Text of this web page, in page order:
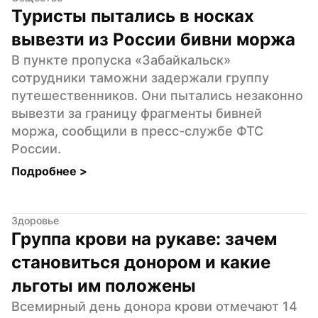
Туристы пытались в носках
вывезти из России бивни моржа
В пункте пропуска «Забайкальск»
сотрудники таможни задержали группу
путешественников. Они пытались незаконно
вывезти за границу фрагменты бивней
моржа, сообщили в пресс-службе ФТС
России.
Подробнее >
Здоровье
Группа крови на рукаве: зачем
становиться донором и какие
льготы им положены
Всемирный день донора крови отмечают 14